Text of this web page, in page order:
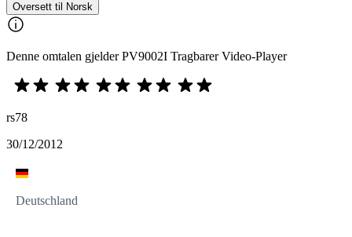
Oversett til Norsk
Denne omtalen gjelder PV9002I Tragbarer Video-Player
rs78
30/12/2012
Deutschland